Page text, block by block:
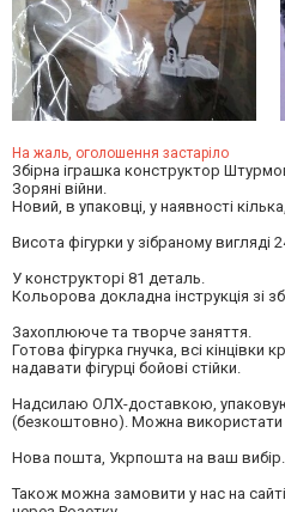
На жаль, оголошення застаріло
Збірна іграшка конструктор
Зоряні війни.
Новий, в упаковці, у наявності
Висота фігурки у зібраному вигляді
У конструкторі 81 деталь.
Кольорова докладна інструкція зі
Захоплююче та творче заняття.
Готова фігурка гнучка, всі кінцівки
надавати фігурці бойові стійки.
Надсилаю ОЛХ-доставкою,
(безкоштовно). Можна використати
Нова пошта, Укрпошта на ваш вибір.
Також можна замовити у нас на